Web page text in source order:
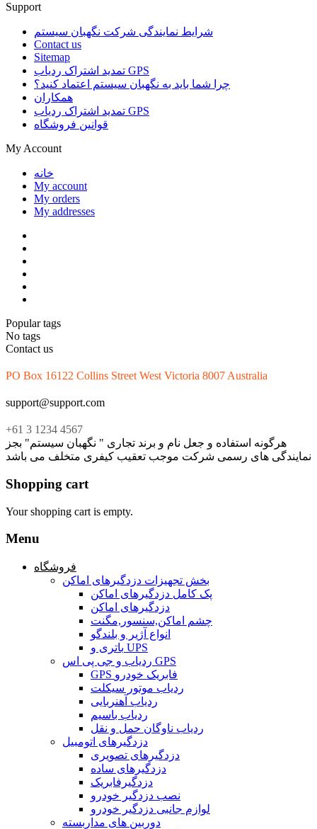
Support
شرایط نمایندگی شرکت نگهبان سیستم
Contact us
Sitemap
تمدید اشتراک ردیاب GPS
چرا شما باید به نگهبان سیستم اعتماد کنید؟
همکاران
تمدید اشتراک ردیاب GPS
قوانین فروشگاه
My Account
خانه
My account
My orders
My addresses
Popular tags
No tags
Contact us
PO Box 16122 Collins Street West Victoria 8007 Australia
support@support.com
+61 3 1234 4567
هرگونه استفاده و جعل نام و برند تجاری " نگهبان سیستم" بجز
نمایندگی های رسمی شرکت موجب تعقیب کیفری متخلف می باشد
Shopping cart
Your shopping cart is empty.
Menu
فروشگاه
بخش تجهیزات دزدگیرهای اماکن
پک کامل دزدگیرهای اماکن
دزدگیرهای اماکن
چشم اماکن,سنسور,مگنت
انواع آژیر و بلندگو
باتری و UPS
ردیاب و جی پی اس GPS
GPS فابریک خودرو
ردیاب موتور سیکلت
ردیاب آهنربایی
ردیاب باسیم
ردیاب ناوگان حمل و نقل
دزدگیرهای اتومبیل
دزدگیرهای تصویری
دزدگیرهای ساده
دزدگیرفابریک
نصب دزدگیر خودرو
لوازم جانبی دزدگیر خودرو
دوربین های مداربسته